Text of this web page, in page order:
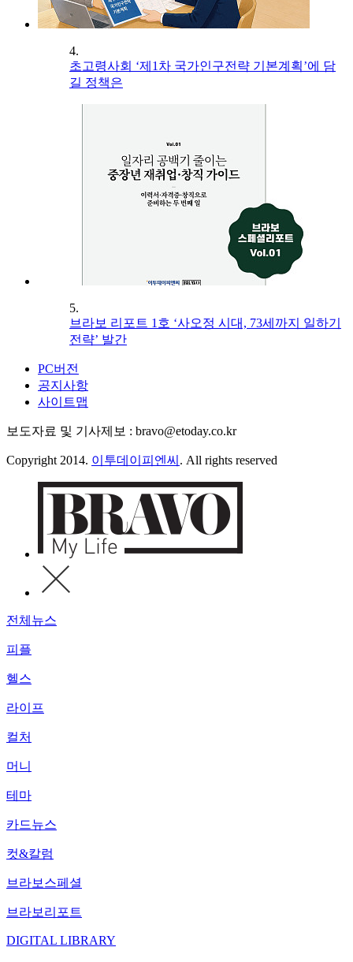
4.
초고령사회 ‘제1차 국가인구전략 기본계획’에 담
길 정책은
5.
브라보 리포트 1호 ‘사오정 시대, 73세까지 일하기
전략’ 발간
PC버전
공지사항
사이트맵
보도자료 및 기사제보 : bravo@etoday.co.kr
Copyright 2014. 이투데이피엔씨 . All rights reserved
전체뉴스
피플
헬스
라이프
컬처
머니
테마
카드뉴스
컷&칼럼
브라보스페셜
브라보리포트
DIGITAL LIBRARY